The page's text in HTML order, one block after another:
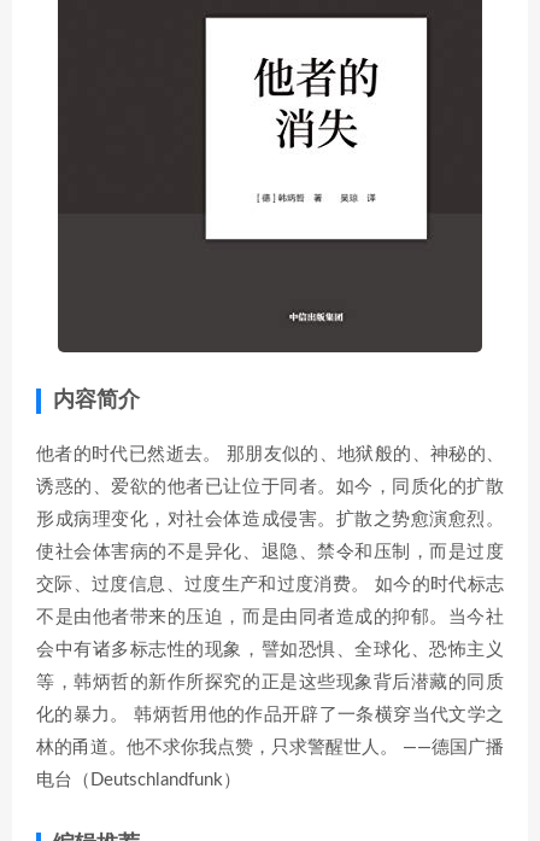
内容简介
他者的时代已然逝去。 那朋友似的、地狱般的、神秘的、
诱惑的、爱欲的他者已让位于同者。如今，同质化的扩散
形成病理变化，对社会体造成侵害。扩散之势愈演愈烈。
使社会体害病的不是异化、退隐、禁令和压制，而是过度
交际、过度信息、过度生产和过度消费。 如今的时代标志
不是由他者带来的压迫，而是由同者造成的抑郁。当今社
会中有诸多标志性的现象，譬如恐惧、全球化、恐怖主义
等，韩炳哲的新作所探究的正是这些现象背后潜藏的同质
化的暴力。 韩炳哲用他的作品开辟了一条横穿当代文学之
林的甬道。他不求你我点赞，只求警醒世人。 ——德国广播
电台（Deutschlandfunk）